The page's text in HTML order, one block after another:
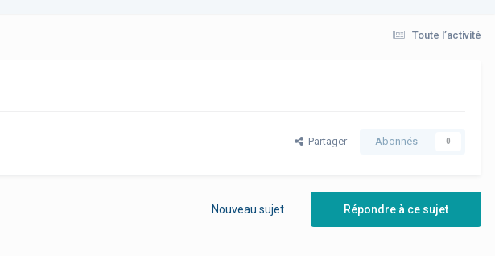
Toute l’activité
Partager Abonnés 0
Répondre à ce sujet
Nouveau sujet